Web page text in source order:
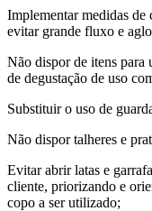
Implementar medidas de
evitar grande fluxo e
Não dispor de itens para
de degustação de uso
Substituir o uso de
Não dispor talheres e
Evitar abrir latas e
cliente, priorizando e
copo a ser utilizado;